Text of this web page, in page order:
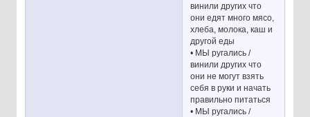
винили других что
они едят много мясо,
хлеба, молока, каш и
другой еды
• МЫ ругались /
винили других что
они не могут взять
себя в руки и начать
правильно питаться
• МЫ ругались /